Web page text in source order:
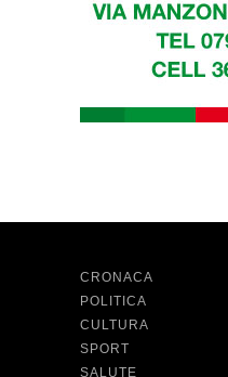
CRONACA
POLITICA
CULTURA
SPORT
SALUTE